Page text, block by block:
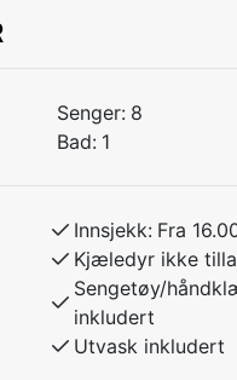
eller lekeområde
Senger: 8
Bad: 1
Innsjekk: Fra
Kjæledyr ikke
Sengetøy/
inkludert
Utvask inkludert